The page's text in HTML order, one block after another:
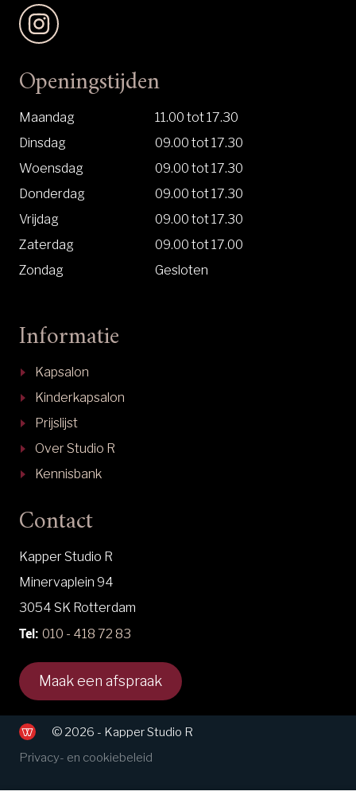
Openingstijden
Maandag
11.00 tot 17.30
Dinsdag
09.00 tot 17.30
Woensdag
09.00 tot 17.30
Donderdag
09.00 tot 17.30
Vrijdag
09.00 tot 17.30
Zaterdag
09.00 tot 17.00
Zondag
Gesloten
Informatie
Kapsalon
Kinderkapsalon
Prijslijst
Over Studio R
Kennisbank
Contact
Kapper Studio R
Minervaplein 94
3054 SK Rotterdam
Tel: 010 - 418 72 83
Maak een afspraak
© 2026 - Kapper Studio R
Privacy- en cookiebeleid